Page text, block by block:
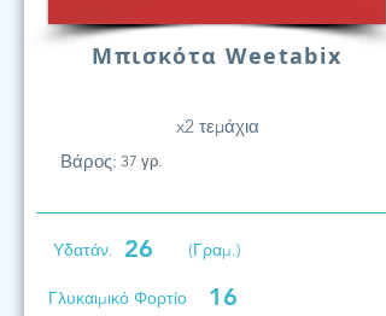
Μπισκότα Weetabix
x2 τεμάχια
Βάρος: 37 γρ.
Υδατάν. 26 (Γραμ.)
Γλυκαιμικό Φορτίο 16